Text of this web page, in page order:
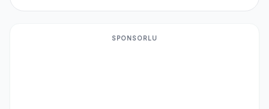
SPONSORLU